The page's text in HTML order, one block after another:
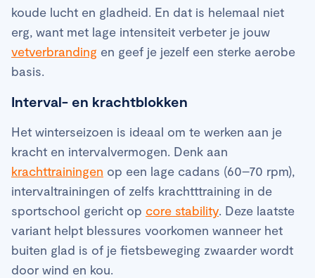
koude lucht en gladheid. En dat is helemaal niet
erg, want met lage intensiteit verbeter je jouw
vetverbranding en geef je jezelf een sterke aerobe
basis.
Interval- en krachtblokken
Het winterseizoen is ideaal om te werken aan je
kracht en intervalvermogen. Denk aan
krachttrainingen op een lage cadans (60–70 rpm),
intervaltrainingen of zelfs krachtttraining in de
sportschool gericht op core stability. Deze laatste
variant helpt blessures voorkomen wanneer het
buiten glad is of je fietsbeweging zwaarder wordt
door wind en kou.